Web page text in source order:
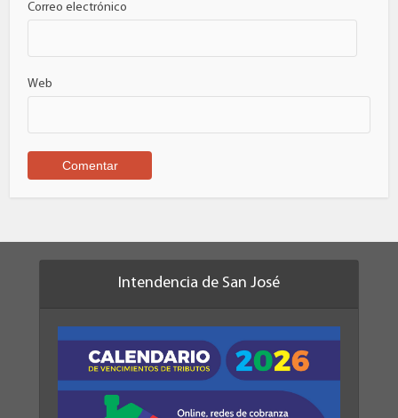
Correo electrónico
Web
Intendencia de San José